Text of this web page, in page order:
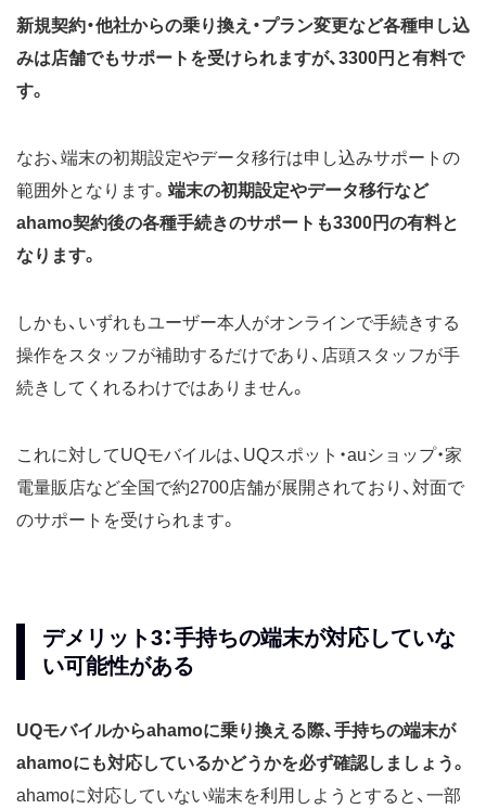
新規契約・他社からの乗り換え・プラン変更など各種申し込
みは店舗でもサポートを受けられますが、3300円と有料で
す。
なお、端末の初期設定やデータ移行は申し込みサポートの
範囲外となります。 端末の初期設定やデータ移行など
ahamo契約後の各種手続きのサポートも3300円の有料と
なります。
しかも、いずれもユーザー本人がオンラインで手続きする
操作をスタッフが補助するだけであり、店頭スタッフが手
続きしてくれるわけではありません。
これに対してUQモバイルは、UQスポット・auショップ・家
電量販店など全国で約2700店舗が展開されており、対面で
のサポートを受けられます。
デメリット3：手持ちの端末が対応していな
い可能性がある
UQモバイルからahamoに乗り換える際、手持ちの端末が
ahamoにも対応しているかどうかを必ず確認しましょう。
ahamoに対応していない端末を利用しようとすると、一部